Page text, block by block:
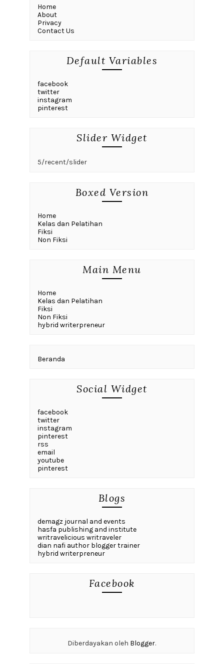
Home
About
Privacy
Contact Us
Default Variables
facebook
twitter
instagram
pinterest
Slider Widget
5/recent/slider
Boxed Version
Home
Kelas dan Pelatihan
Fiksi
Non Fiksi
Main Menu
Home
Kelas dan Pelatihan
Fiksi
Non Fiksi
hybrid writerpreneur
Beranda
Social Widget
facebook
twitter
instagram
pinterest
rss
email
youtube
pinterest
Blogs
demagz journal and events
hasfa publishing and institute
writravelicious writraveler
dian nafi author blogger trainer
hybrid writerpreneur
Facebook
Diberdayakan oleh Blogger.